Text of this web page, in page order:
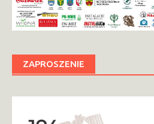
ZAPROSZENIE